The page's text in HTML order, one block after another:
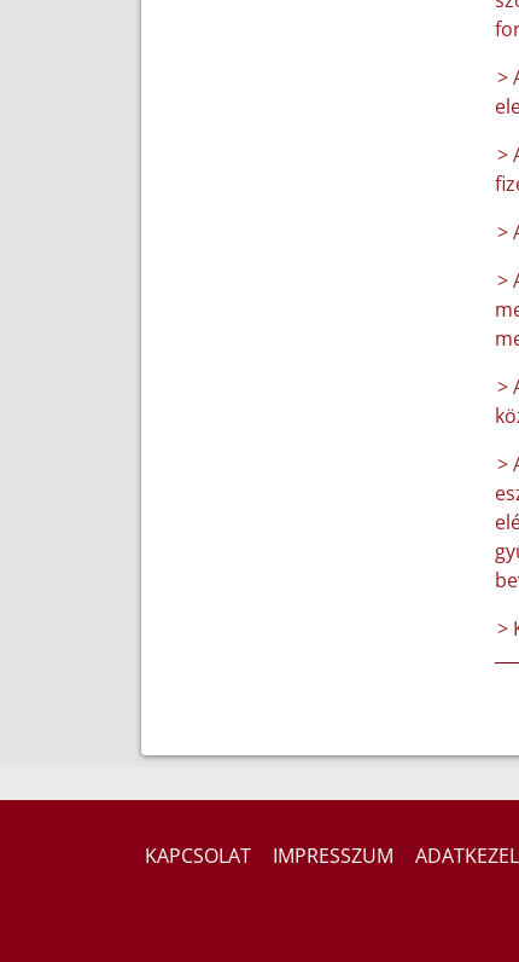
>
>
>
>
>
>
>
KAPCSOLAT IMPRESSZUM